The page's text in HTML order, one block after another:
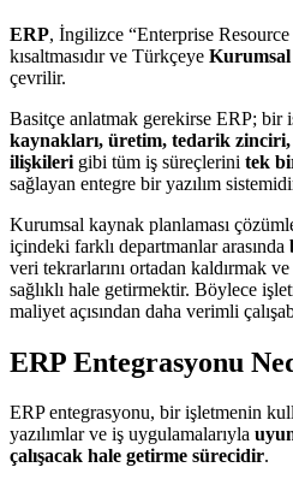
ERP, İngilizce “Enterprise
kısaltmasıdır ve Türkçeye Kurumsal
çevrilir.
Basitçe anlatmak gerekirse ERP; bir
kaynakları, üretim, tedarik zinciri,
ilişkileri gibi tüm iş süreçlerini tek
sağlayan entegre bir yazılım
Kurumsal kaynak planlaması
içindeki farklı departmanlar arasında
veri tekrarlarını ortadan kaldırmak
sağlıklı hale getirmektir. Böylece
maliyet açısından daha verimli
ERP Entegrasyonu
ERP entegrasyonu, bir işletmenin
yazılımlar ve iş uygulamalarıyla
çalışacak hale getirme sürecidir.